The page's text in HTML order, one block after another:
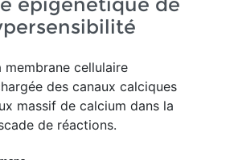
membrane cellulaire
des canaux calciques
massif de calcium dans la
de réactions.